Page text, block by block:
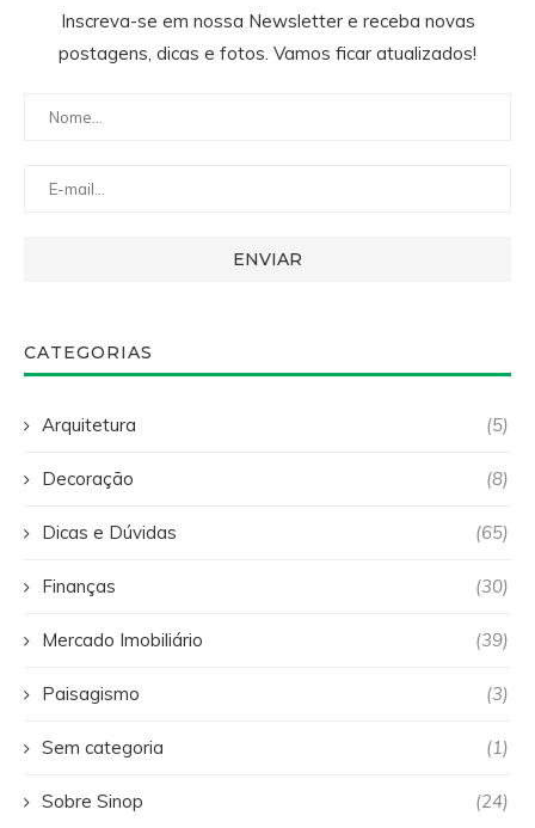
Inscreva-se em nossa Newsletter e receba novas
postagens, dicas e fotos. Vamos ficar atualizados!
CATEGORIAS
Arquitetura (5)
Decoração (8)
Dicas e Dúvidas (65)
Finanças (30)
Mercado Imobiliário (39)
Paisagismo (3)
Sem categoria (1)
Sobre Sinop (24)